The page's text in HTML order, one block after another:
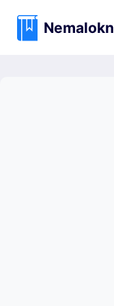
содержимому